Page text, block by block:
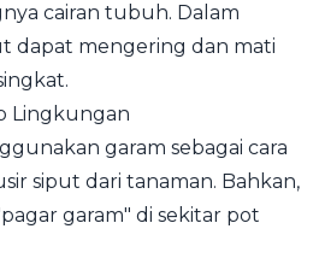
cairan tubuh. Dalam
dapat mengering dan mati
Lingkungan
garam sebagai cara
siput dari tanaman. Bahkan,
garam" di sekitar pot